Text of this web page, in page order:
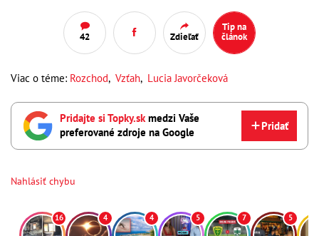
42 Zdieľať
Tip na
článok
Viac o téme: Rozchod, Vzťah, Lucia Javorčeková
Pridajte si Topky.skmedzi Vaše
preferované zdroje na Google
Pridať
Nahlásiť chybu
16 4 4 5 7 5